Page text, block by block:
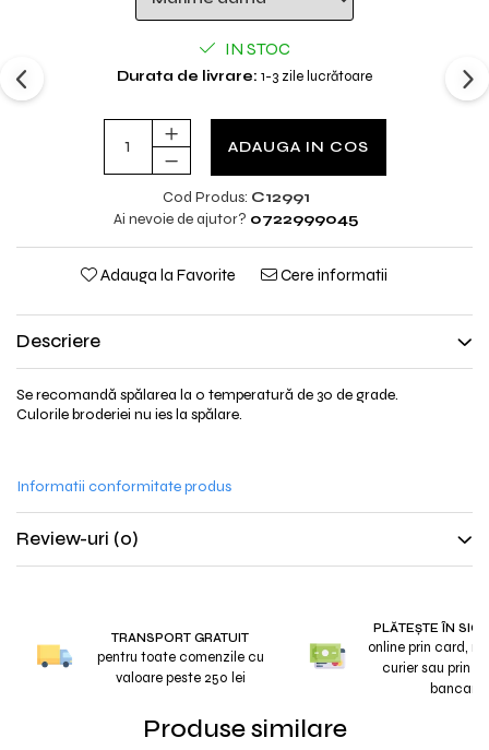
IN STOC
Durata de livrare: 1-3 zile lucrătoare
ADAUGA IN COS
Cod Produs: C12991
Ai nevoie de ajutor? 0722999045
Adauga la Favorite Cere informatii
Descriere
Se recomandă spălarea la o temperatură de 30 de grade.
Culorile broderiei nu ies la spălare.
Informatii conformitate produs
Review-uri (0)
TRANSPORT GRATUIT
pentru toate comenzile cu
valoare peste 250 lei
PLĂTEȘTE ÎN
online prin card,
curier sau prin
bancar
Produse similare